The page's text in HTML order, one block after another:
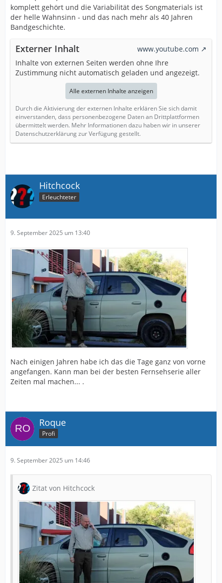
komplett gehört und die Variabilität des Songmaterials ist
der helle Wahnsinn - und das nach mehr als 40 Jahren
Bandgeschichte.
Externer Inhalt
www.youtube.com
Inhalte von externen Seiten werden ohne Ihre
Zustimmung nicht automatisch geladen und angezeigt.
Alle externen Inhalte anzeigen
Durch die Aktivierung der externen Inhalte erklären Sie sich damit
einverstanden, dass personenbezogene Daten an Drittplattformen
übermittelt werden. Mehr Informationen dazu haben wir in unserer
Datenschutzerklärung zur Verfügung gestellt.
Hitchcock
Erleuchteter
9. September 2025 um 13:40
Nach einigen Jahren habe ich das die Tage ganz von vorne
angefangen. Kann man bei der besten Fernsehserie aller
Zeiten mal machen... .
Roque
Profi
9. September 2025 um 14:46
Zitat von Hitchcock